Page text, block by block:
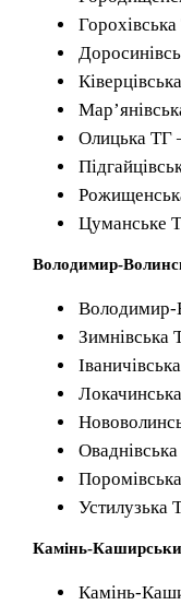
Олицька ТГ
Цуманське
Володимир-
Володимир-
Зимнівська
Устилузька
Камінь-
Камінь-